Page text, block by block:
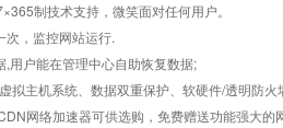
制技术支持，微笑面对任何用户。
次，监控网站运行.
用户能在管理中心自助恢复数据;
拟主机系统、数据双重保护、软硬件/透明防火
网络加速器可供选购，免费赠送功能强大